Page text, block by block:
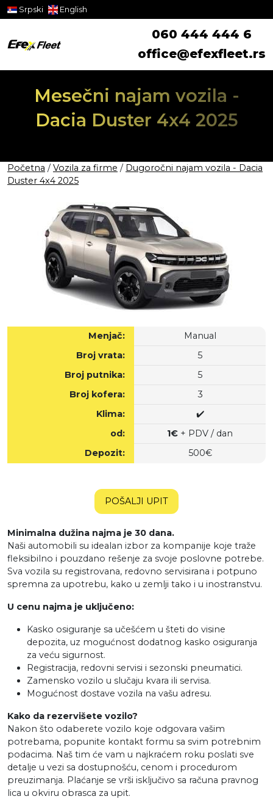
Srpski English
060 444 444 6
office@efexfleet.rs
Mesečni najam vozila -
Dacia Duster 4x4 2025
Početna / Vozila za firme / Dugoročni najam vozila - Dacia
Duster 4x4 2025
Menjač:
Manual
Broj vrata:
5
Broj putnika:
5
Broj kofera:
3
Klima:
✔️
od:
1€ + PDV / dan
Depozit:
500€
POŠALJI UPIT
Minimalna dužina najma je 30 dana.
Naši automobili su idealan izbor za kompanije koje traže
fleksibilno i pouzdano rešenje za svoje poslovne potrebe.
Sva vozila su registrovana, redovno servisirana i potpuno
spremna za upotrebu, kako u zemlji tako i u inostranstvu.
U cenu najma je uključeno:
Kasko osiguranje sa učešćem u šteti do visine
depozita, uz mogućnost dodatnog kasko osiguranja
za veću sigurnost.
Registracija, redovni servisi i sezonski pneumatici.
Zamensko vozilo u slučaju kvara ili servisa.
Mogućnost dostave vozila na vašu adresu.
Kako da rezervišete vozilo?
Nakon što odaberete vozilo koje odgovara vašim
potrebama, popunite kontakt formu sa svim potrebnim
podacima. Naš tim će vam u najkraćem roku poslati sve
detalje u vezi sa dostupnošću, cenom i procedurom
preuzimanja. Plaćanje se vrši isključivo sa računa pravnog
lica u okviru obrasca za upit.